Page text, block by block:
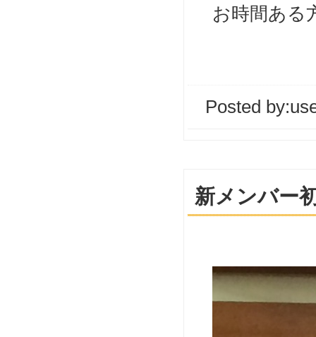
お時間ある
Posted by:
新メンバー